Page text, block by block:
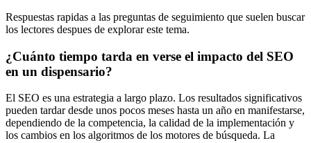
Respuestas rapidas a las preguntas de seguimiento que suelen buscar
los lectores despues de explorar este tema.
¿Cuánto tiempo tarda en verse el impacto del SEO
en un dispensario?
El SEO es una estrategia a largo plazo. Los resultados significativos
pueden tardar desde unos pocos meses hasta un año en manifestarse,
dependiendo de la competencia, la calidad de la implementación y
los cambios en los algoritmos de los motores de búsqueda. La